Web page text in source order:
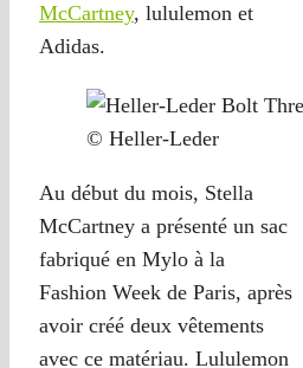
McCartney, lululemon et
Adidas.
© Heller-Leder
Au début du mois, Stella
McCartney a présenté un sac
fabriqué en Mylo à la
Fashion Week de Paris, après
avoir créé deux vêtements
avec ce matériau. Lululemon